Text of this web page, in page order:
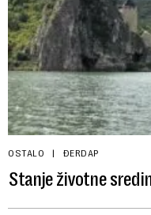
OSTALO ĐERDAP
Stanje životne